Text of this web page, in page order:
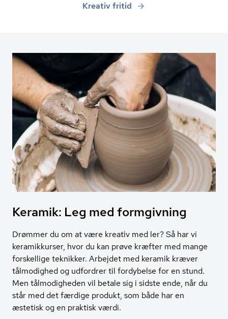
Kreativ fritid
Keramik: Leg med formgivning
Drømmer du om at være kreativ med ler? Så har vi
keramikkurser, hvor du kan prøve kræfter med mange
forskellige teknikker. Arbejdet med keramik kræver
tålmodighed og udfordrer til fordybelse for en stund.
Men tålmodigheden vil betale sig i sidste ende, når du
står med det færdige produkt, som både har en
æstetisk og en praktisk værdi.